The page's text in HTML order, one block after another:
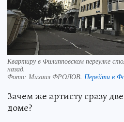
Квартиру в Филипповском переулке
назад.
Фото: Михаил ФРОЛОВ. Перейти в
Зачем же артисту сразу
доме?